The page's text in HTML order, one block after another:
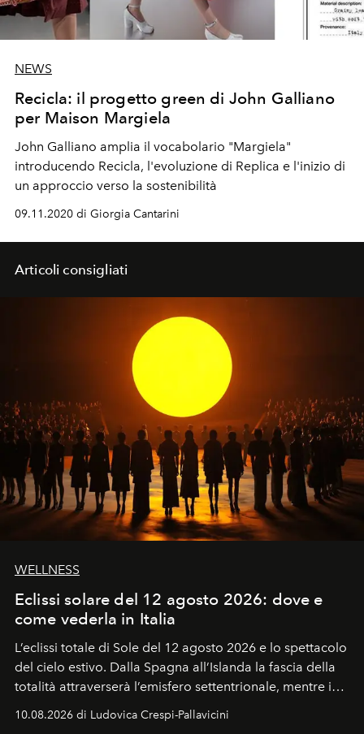
NEWS
Recicla: il progetto green di John Galliano
per Maison Margiela
John Galliano amplia il vocabolario "Margiela"
introducendo Recicla, l'evoluzione di Replica e l'inizio di
un approccio verso la sostenibilità
09.11.2020 di Giorgia Cantarini
Articoli consigliati
WELLNESS
Eclissi solare del 12 agosto 2026: dove e
come vederla in Italia
L’eclissi totale di Sole del 12 agosto 2026 e lo spettacolo
del cielo estivo. Dalla Spagna all’Islanda la fascia della
totalità attraverserà l’emisfero settentrionale, mentre in
spettacolare al Nord. Orari, città favorite e regole per
10.08.2026 di Ludovica Crespi-Pallavicini